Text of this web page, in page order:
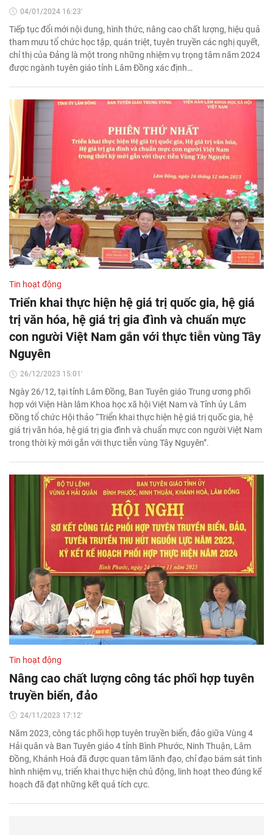
04/01/2024 16:23'
Tiếp tục đổi mới nội dung, hình thức, nâng cao chất lượng, hiệu quả
tham mưu tổ chức học tập, quán triệt, tuyên truyền các nghị quyết,
chỉ thị của Đảng là một trong những nhiệm vụ trọng tâm năm 2024
được ngành tuyên giáo tỉnh Lâm Đồng xác định…
Tin hoạt động
Triển khai thực hiện hệ giá trị quốc gia, hệ giá
trị văn hóa, hệ giá trị gia đình và chuẩn mực
con người Việt Nam gắn với thực tiễn vùng Tây
Nguyên
26/12/2023 15:01'
Ngày 26/12, tại tỉnh Lâm Đồng, Ban Tuyên giáo Trung ương phối
hợp với Viện Hàn lâm Khoa học xã hội Việt Nam và Tỉnh ủy Lâm
Đồng tổ chức Hội thảo “Triển khai thực hiện hệ giá trị quốc gia, hệ
giá trị văn hóa, hệ giá trị gia đình và chuẩn mực con người Việt Nam
trong thời kỳ mới gắn với thực tiễn vùng Tây Nguyên”.
Tin hoạt động
Nâng cao chất lượng công tác phối hợp tuyên
truyền biển, đảo
24/11/2023 17:12'
Năm 2023, công tác phối hợp tuyên truyền biển, đảo giữa Vùng 4
Hải quân và Ban Tuyên giáo 4 tỉnh Bình Phước, Ninh Thuận, Lâm
Đồng, Khánh Hoà đã được quan tâm lãnh đạo, chỉ đạo bám sát tình
hình nhiệm vụ, triển khai thực hiện chủ động, linh hoạt theo đúng kế
hoạch đã đạt những kết quả tích cực.